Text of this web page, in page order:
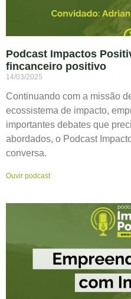
Podcast Impactos
fincanceiro positivo
14/03/2025
Continuando com a missão
ecossistema de impacto,
importantes debates que
abordados, o Podcast
conversa.
Ouvir podcast